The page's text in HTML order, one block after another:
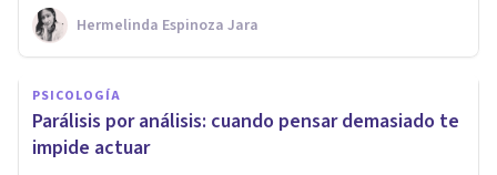
Hermelinda Espinoza Jara
PSICOLOGÍA
Parálisis por análisis: cuando pensar demasiado te
impide actuar